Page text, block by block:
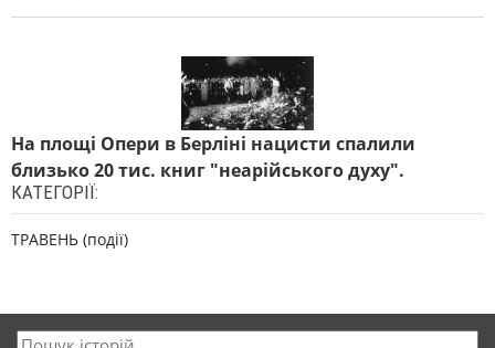
На площі Опери в Берліні нацисти спалили
близько 20 тис. книг "неарійського духу".
КАТЕГОРІЇ:
ТРАВЕНЬ (події)